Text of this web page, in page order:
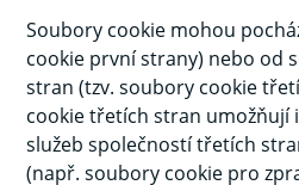
Soubory cookie mohou
cookie první strany) nebo od
stran (tzv. soubory cookie
cookie třetích stran umožňují
služeb společností třetích
(např. soubory cookie pro